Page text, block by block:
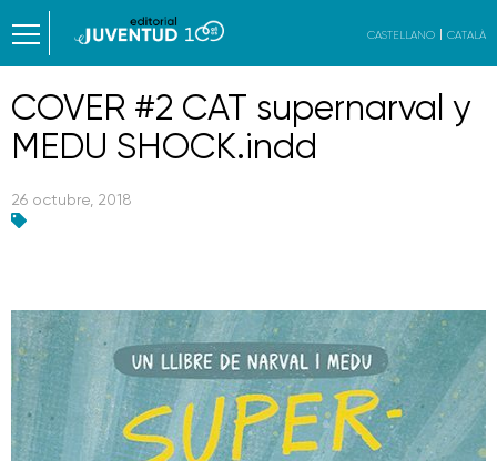
CASTELLANO CATALÀ
COVER #2 CAT supernarval y
MEDU SHOCK.indd
26 octubre, 2018